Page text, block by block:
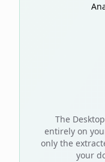
The
entirely on
only the
your